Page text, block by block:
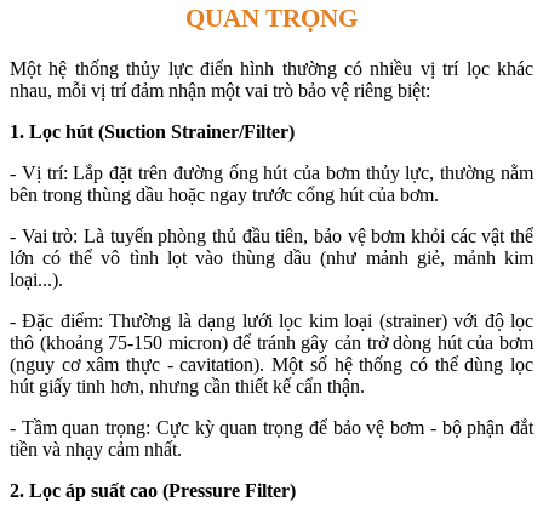
QUAN TRỌNG
Một hệ thống thủy lực điển hình thường có nhiều vị trí lọc khác
nhau, mỗi vị trí đảm nhận một vai trò bảo vệ riêng biệt:
1. Lọc hút (Suction Strainer/Filter)
- Vị trí: Lắp đặt trên đường ống hút của bơm thủy lực, thường nằm
bên trong thùng dầu hoặc ngay trước cổng hút của bơm.
- Vai trò: Là tuyến phòng thủ đầu tiên, bảo vệ bơm khỏi các vật thể
lớn có thể vô tình lọt vào thùng dầu (như mảnh giẻ, mảnh kim
loại...).
- Đặc điểm: Thường là dạng lưới lọc kim loại (strainer) với độ lọc
thô (khoảng 75-150 micron) để tránh gây cản trở dòng hút của bơm
(nguy cơ xâm thực - cavitation). Một số hệ thống có thể dùng lọc
hút giấy tinh hơn, nhưng cần thiết kế cẩn thận.
- Tầm quan trọng: Cực kỳ quan trọng để bảo vệ bơm - bộ phận đắt
tiền và nhạy cảm nhất.
2. Lọc áp suất cao (Pressure Filter)